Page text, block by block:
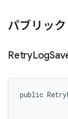
パブリッ
RetryLog
public